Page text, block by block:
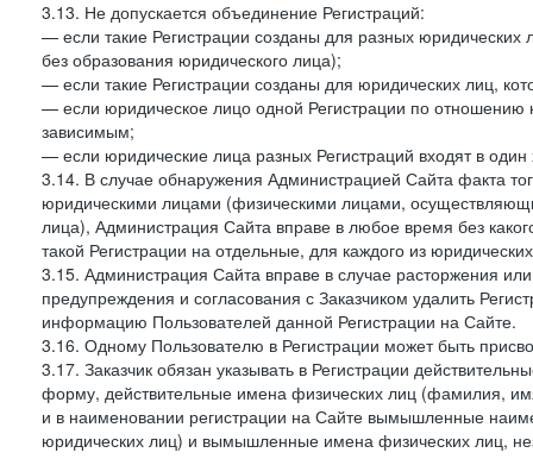
3.13. Не допускается объединение Регистраций:
— если такие Регистрации созданы для разных
без образования юридического лица);
— если такие Регистрации созданы для юридических лиц,
— если юридическое лицо одной Регистрации по отношению
зависимым;
— если юридические лица разных Регистраций входят в
3.14. В случае обнаружения Администрацией Сайта факта
юридическими лицами (физическими лицами,
лица), Администрация Сайта вправе в любое время без
такой Регистрации на отдельные, для каждого из
3.15. Администрация Сайта вправе в случае расторжения
предупреждения и согласования с Заказчиком удалить
информацию Пользователей данной Регистрации на Сайте.
3.16. Одному Пользователю в Регистрации может быть
3.17. Заказчик обязан указывать в Регистрации
форму, действительные имена физических лиц (фамилия,
и в наименовании регистрации на Сайте вымышленные
юридических лиц) и вымышленные имена физических лиц,